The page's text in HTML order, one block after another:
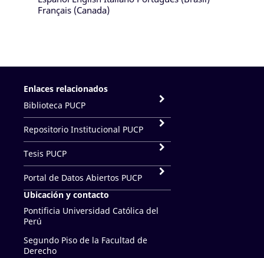
Français (Canada)
Enlaces relacionados
Biblioteca PUCP
Repositorio Institucional PUCP
Tesis PUCP
Portal de Datos Abiertos PUCP
Ubicación y contacto
Pontificia Universidad Católica del
Perú
Segundo Piso de la Facultad de
Derecho